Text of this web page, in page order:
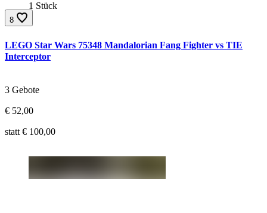
LEGO Star Wars 75348 Mandalorian Fang Fighter vs TIE
Interceptor
1 Stück
8
Gebote:
3 Gebote
Aktueller Preis:
€ 52,00
Ursprünglicher Preis:
statt € 100,00